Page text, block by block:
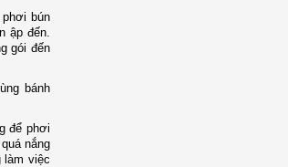
bún
ập đến.
gói đến
bánh
để phơi
nắng
làm việc